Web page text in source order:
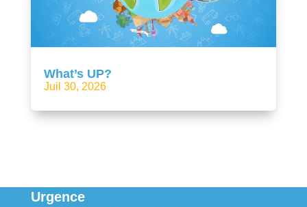
What’s UP?
Juil 30, 2026
Urgence